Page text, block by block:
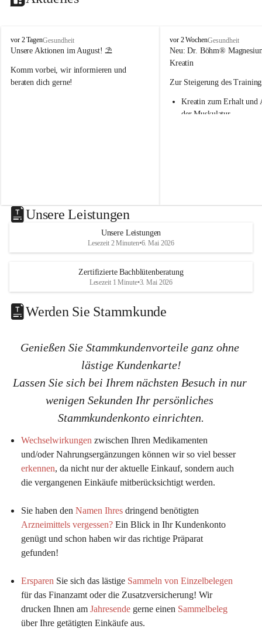
M
a
i
e
n
a
G
vor 2 TagenGesundheit
Unsere Aktionen im August! ⛱️
Komm vorbei, wir informieren und
beraten dich gerne!
M
a
r
e
n
K
G
vor 2 WochenGesundheit
Neu: Dr. Böhm®
Kreatin
Zur Steigerung des
Kreatin zum Erhalt und
der Muskulatur
31.7.2026
Unsere Leistungen
Unsere Leistungen
Lesezeit 2 Minuten•6. Mai 2026
Zertifizierte Bachblütenberatung
Lesezeit 1 Minute•3. Mai 2026
Werden Sie Stammkunde
Genießen Sie Stammkundenvorteile ganz ohne
lästige Kundenkarte!
Lassen Sie sich bei Ihrem nächsten Besuch in nur
wenigen Sekunden Ihr persönliches
Stammkundenkonto einrichten.
Wechselwirkungen zwischen Ihren Medikamenten
und/oder Nahrungsergänzungen können wir so viel besser
erkennen, da nicht nur der aktuelle Einkauf, sondern auch
die vergangenen Einkäufe mitberücksichtigt werden.
Sie haben den Namen Ihres dringend benötigten
Arzneimittels vergessen? Ein Blick in Ihr Kundenkonto
genügt und schon haben wir das richtige Präparat
gefunden!
Ersparen Sie sich das lästige Sammeln von Einzelbelegen
für das Finanzamt oder die Zusatzversicherung! Wir
drucken Ihnen am Jahresende gerne einen Sammelbeleg
über Ihre getätigten Einkäufe aus.